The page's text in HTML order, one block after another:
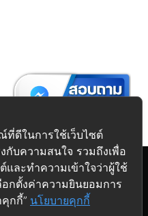
Intermarketing Co., Ltd.
นิเจอร์ครบวงจร
ที่ดีในการใช้เว็บไซต์
บความสนใจ รวมถึงเพื่อ
และทำความเข้าใจว่าผู้ใช้
กตั้งค่าความยินยอมการ
กกี้” นโยบายคุกกี้